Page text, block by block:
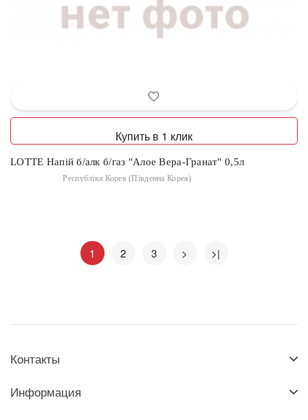
Купить в 1 клик
LOTTE Напій б/алк б/газ "Алое Вера-Гранат" 0,5л
Республіка Корея (Південна Корея)
1 2 3 > >|
Контакты
Информация